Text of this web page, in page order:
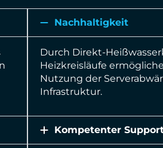
Nachhaltigkeit
Durch Direkt-
Heizkreisläufe
Nutzung der
Infrastruktur.
Kompetenter